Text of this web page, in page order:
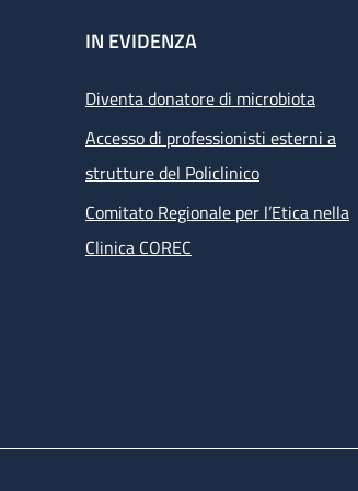
IN EVIDENZA
Diventa donatore di microbiota
Accesso di professionisti esterni a
strutture del Policlinico
Comitato Regionale per l’Etica nella
Clinica COREC